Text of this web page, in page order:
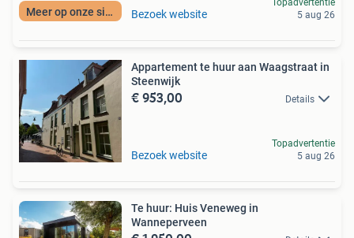
Meer op onze site Bezoek website
Topadvertentie
5 aug 26
Appartement te huur aan Waagstraat in
Steenwijk
€ 953,00 Details
Bezoek website
Topadvertentie
5 aug 26
Te huur: Huis Veneweg in
Wanneperveen